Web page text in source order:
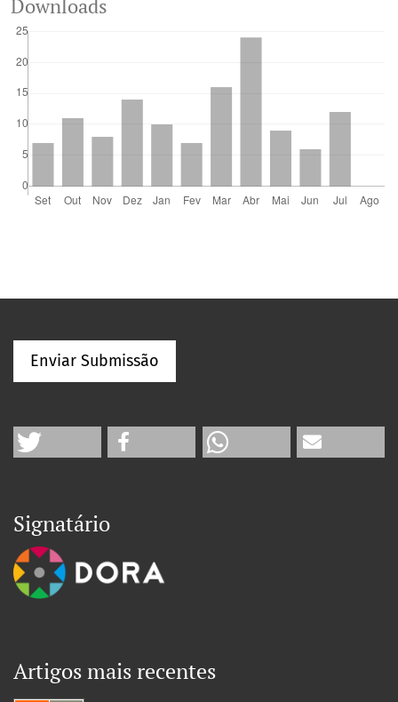
Downloads
Enviar Submissão
Signatário
Artigos mais recentes